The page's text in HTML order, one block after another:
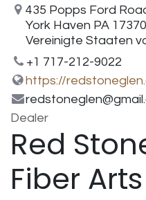
435 Popps Ford
York Haven PA 17370
Vereinigte Staaten
+1 717-212-9022
https://
Dealer
Red
Fiber